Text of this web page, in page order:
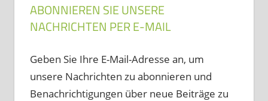
ABONNIEREN SIE UNSERE
NACHRICHTEN PER E-MAIL
Geben Sie Ihre E-Mail-Adresse an, um
unsere Nachrichten zu abonnieren und
Benachrichtigungen über neue Beiträge zu